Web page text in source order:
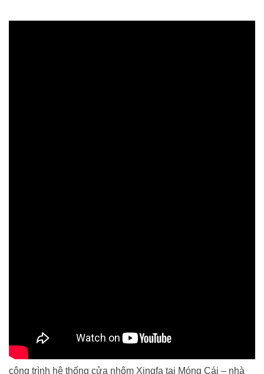
công trình hệ thống cửa nhôm Xingfa tại Móng Cái – nhà